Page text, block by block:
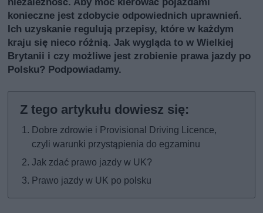
konieczne jest zdobycie odpowiednich uprawnień.
Ich uzyskanie regulują przepisy, które w każdym
kraju się nieco różnią. Jak wygląda to w Wielkiej
Brytanii i czy możliwe jest zrobienie prawa jazdy po
Polsku? Podpowiadamy.
Dobre zdrowie i Provisional Driving Licence,
czyli warunki przystąpienia do egzaminu
Jak zdać prawo jazdy w UK?
Prawo jazdy w UK po polsku